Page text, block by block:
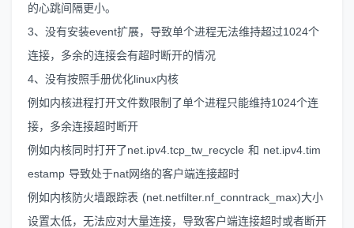
的心跳间隔更小。
3、没有安装event扩展，导致单个进程无法维持超过1024个
连接，多余的连接会有超时断开的情况
4、没有按照手册优化linux内核
例如内核进程打开文件数限制了单个进程只能维持1024个连
接，多余连接超时断开
例如内核同时打开了net.ipv4.tcp_tw_recycle 和 net.ipv4.tim
estamp 导致处于nat网络的客户端连接超时
例如内核防火墙跟踪表 (net.netfilter.nf_conntrack_max)大小
设置太低，无法应对大量连接，导致客户端连接超时或者断开